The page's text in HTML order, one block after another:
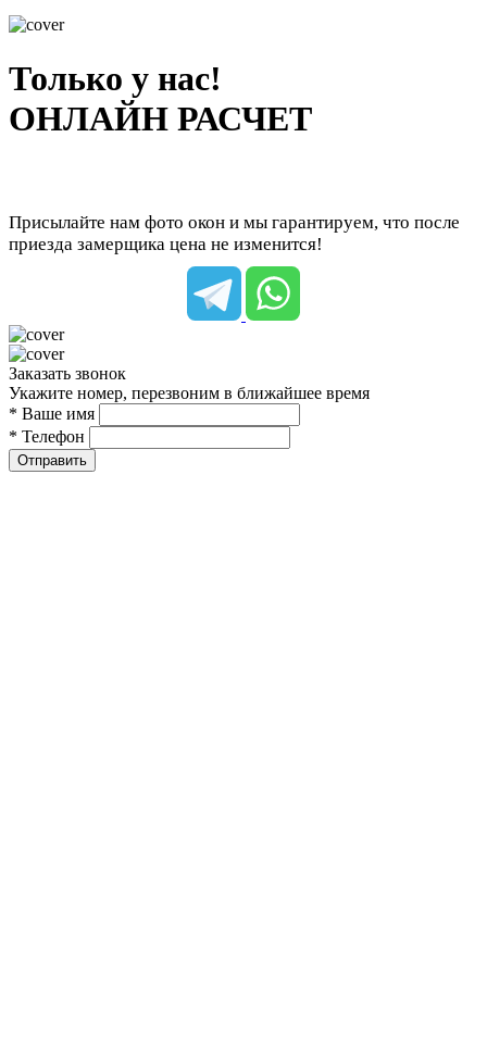
Только у нас!
ОНЛАЙН РАСЧЕТ
Присылайте нам фото окон и мы гарантируем, что после
приезда замерщика цена не изменится!
Заказать звонок
Укажите номер, перезвоним в ближайшее время
* Ваше имя
* Телефон
Отправить